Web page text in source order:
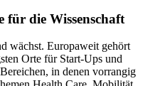
für die Wissenschaft
wächst. Europaweit gehört
Orte für Start-Ups und
in denen vorrangig